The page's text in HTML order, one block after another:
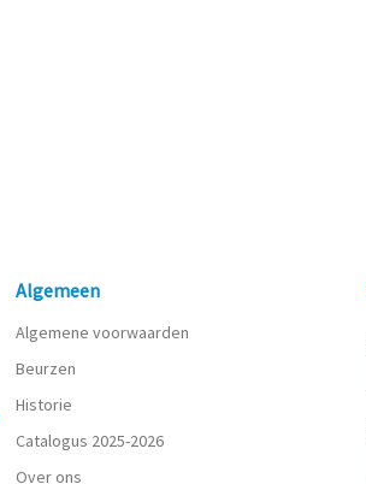
Algemeen
Algemene voorwaarden
Beurzen
Historie
Catalogus 2025-2026
Over ons